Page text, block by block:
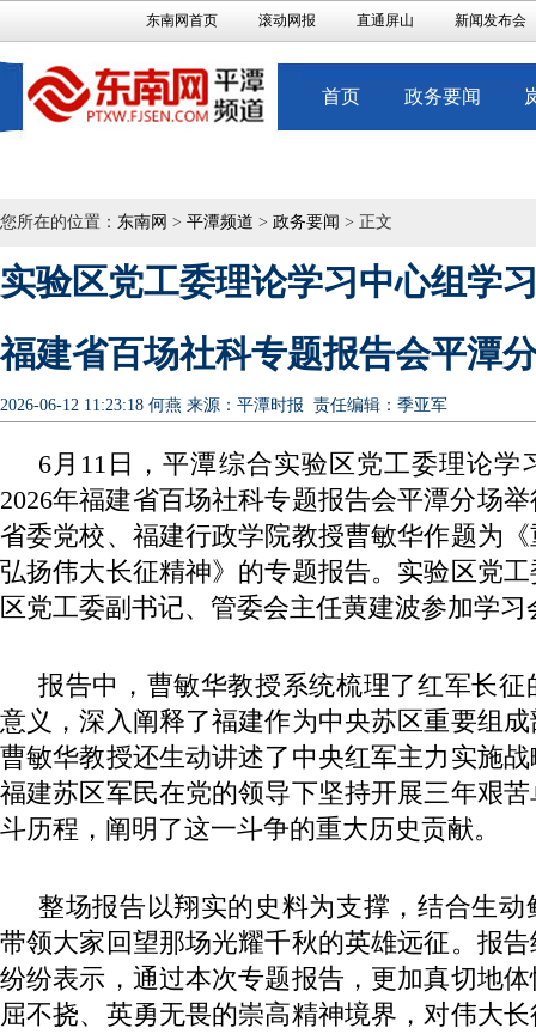
东南网首页 滚动网报 直通屏山 新闻发布会
首页 政务要闻
您所在的位置： 东南网 > 平潭频道 > 政务要闻 > 正文
实验区党工委理论学习中心组学
福建省百场社科专题报告会平潭
2026-06-12 11:23:18 何燕 来源：平潭时报 责任编辑：季亚军
6月11日，平潭综合实验区党工委理论学
2026年福建省百场社科专题报告会平潭分场
省委党校、福建行政学院教授曹敏华作题为
弘扬伟大长征精神》的专题报告。实验区党
区党工委副书记、管委会主任黄建波参加学习
报告中，曹敏华教授系统梳理了红军长征
意义，深入阐释了福建作为中央苏区重要组
曹敏华教授还生动讲述了中央红军主力实施
福建苏区军民在党的领导下坚持开展三年艰
斗历程，阐明了这一斗争的重大历史贡献。
整场报告以翔实的史料为支撑，结合生动
带领大家回望那场光耀千秋的英雄远征。报
纷纷表示，通过本次专题报告，更加真切地
屈不挠、英勇无畏的崇高精神境界，对伟大